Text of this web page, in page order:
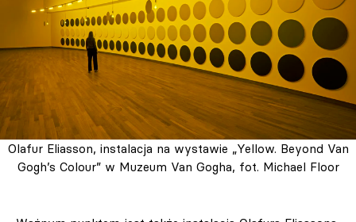
Olafur Eliasson, instalacja na wystawie „Yellow. Beyond Van
Gogh’s Colour” w Muzeum Van Gogha, fot. Michael Floor